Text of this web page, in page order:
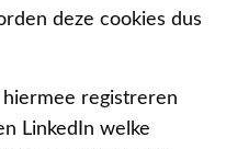
deze cookies dus
hiermee registreren
LinkedIn welke